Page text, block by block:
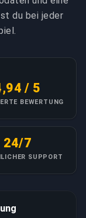
du bei jeder
BEWERTUNG
/ 5
SUPPORT
24/7